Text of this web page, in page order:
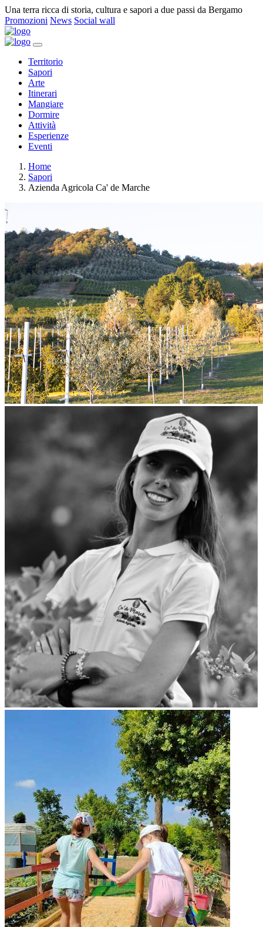
Una terra ricca di storia, cultura e sapori a due passi da Bergamo
Promozioni News Social wall
Territorio
Sapori
Arte
Itinerari
Mangiare
Dormire
Attività
Esperienze
Eventi
Home
Sapori
Azienda Agricola Ca' de Marche